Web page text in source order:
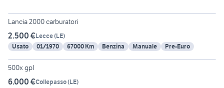
Lancia 2000 carburatori
2.500 €Lecce(LE)
Usato
01/1970 67000 Km Benzina Manuale Pre-Euro
6
500x gpl
6.000 €Collepasso(LE)